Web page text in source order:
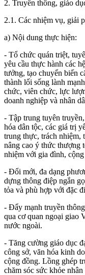
2. Truyền thông, giáo
2.1. Các nhiệm vụ, giải
a) Nội dung thực hiện:
- Tổ chức quán triệt,
yêu cầu thực hành các
tưởng, tạo chuyển biến
thành lối sống lành
chức, viên chức, lực
doanh nghiệp và nhân
- Tập trung tuyên
hóa dân tộc, các giá trị
trung thực, trách nhiệm,
nâng cao ý thức thượng
nhiệm với gia đình,
- Đổi mới, đa dạng
dựng thông điệp ngắn
tỏa và phù hợp với đặc
- Đẩy mạnh truyền
qua cơ quan ngoại giao
nước ngoài.
- Tăng cường giáo dục
công sở, văn hóa kinh
cộng đồng. Lồng ghép
chăm sóc sức khỏe nhân